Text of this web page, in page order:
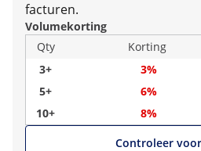
facturen.
Volumekorting
Qty
Korting
3+
3%
5+
6%
10+
8%
Controleer